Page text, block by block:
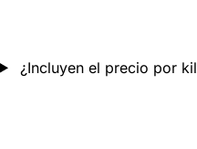
¿Incluyen el precio por